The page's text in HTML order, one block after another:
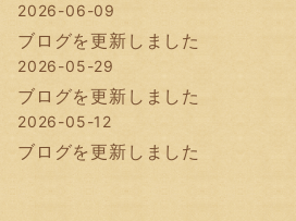
2026-06-09
ブログを更新しました
2026-05-29
ブログを更新しました
2026-05-12
ブログを更新しました